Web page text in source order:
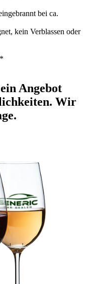
bei ca.
kein Verblassen oder
Angebot
Wir